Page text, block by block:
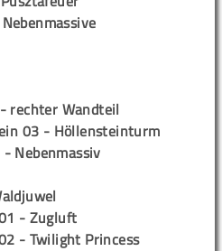
rechter Wandteil
03 - Höllensteinturm
Nebenmassiv
- Zugluft
- Twilight Princess